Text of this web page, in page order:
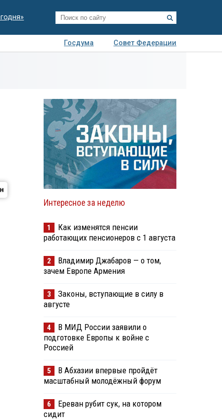
Госдума
Совет Федерации
Интересное за неделю
1
Как изменятся пенсии
работающих пенсионеров с 1 августа
2
Владимир Джабаров — о том,
зачем Европе Армения
3
Законы, вступающие в силу в
августе
4
В МИД России заявили о
подготовке Европы к войне с
Россией
5
В Абхазии впервые пройдёт
масштабный молодёжный форум
6
Ереван рубит сук, на котором
сидит